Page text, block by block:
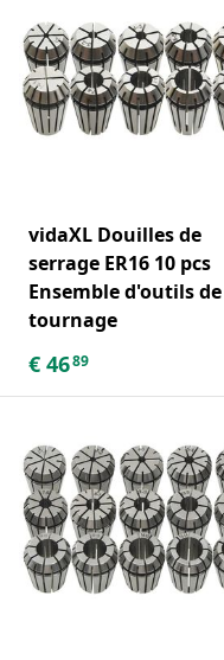
vidaXL Douilles de
serrage ER16 10 pcs
Ensemble d'outils de
tournage
€ 4689